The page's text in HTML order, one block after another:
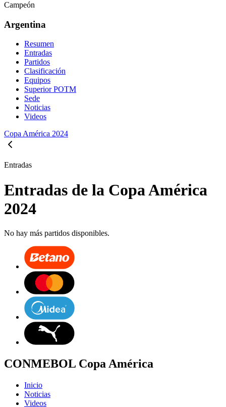
Campeón
Argentina
Resumen
Entradas
Partidos
Clasificación
Equipos
Superior POTM
Sede
Noticias
Videos
Copa América 2024
Entradas
Entradas de la Copa América
2024
No hay más partidos disponibles.
CONMEBOL Copa América
Inicio
Noticias
Videos